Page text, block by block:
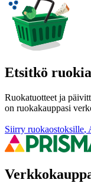
Etsitkö
Ruokatuotteet ja
on ruokakauppasi
Siirry ruokaostoksille,